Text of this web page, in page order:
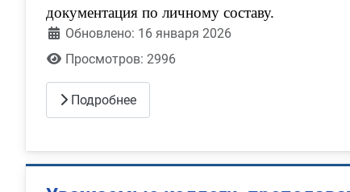
документация по личному составу.
Обновлено: 16 января 2026
Просмотров: 2996
Подробнее